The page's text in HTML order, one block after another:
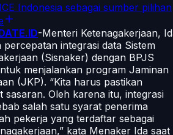
Indonesia sebagai sumber pilihan
-Menteri Ketenagakerjaan,
percepatan integrasi data Sistem
(Sisnaker) dengan BPJS
menjalankan program Jaminan
(JKP). “Kita harus pastikan
sasaran. Oleh karena itu, integrasi
salah satu syarat penerima
pekerja yang terdaftar sebagai
kata Menaker Ida saat